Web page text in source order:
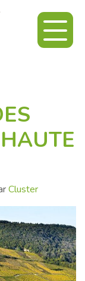
Cluster